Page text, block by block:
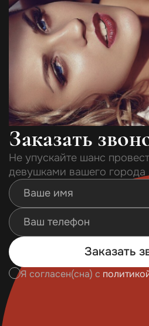
Заказать
Не упускайте шанс
девушками вашего города
Заказать
Я согласен(сна) с